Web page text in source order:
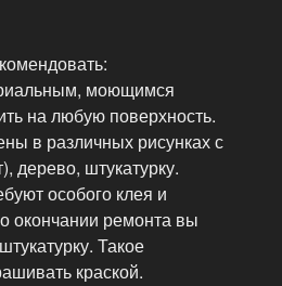
моющимся
на любую поверхность.
в различных рисунках с
дерево, штукатурку.
особого клея и
окончании ремонта вы
Такое
краской.